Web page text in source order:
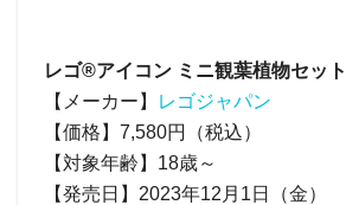
レゴ®アイコン ミニ観葉植物セット
【メーカー】
レゴジャパン
【価格】7,580円（税込）
【対象年齢】18歳～
【発売日】2023年12月1日（金）